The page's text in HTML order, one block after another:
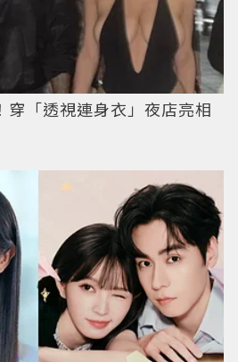
穿「透視連身衣」夜店亮相